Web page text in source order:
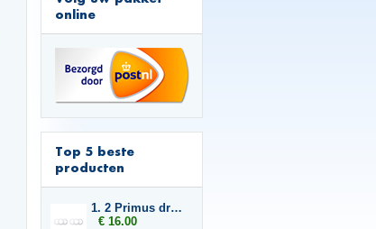
online
Top 5 beste
producten
1. 2 Primus drukringen 20 mm
€ 16.00